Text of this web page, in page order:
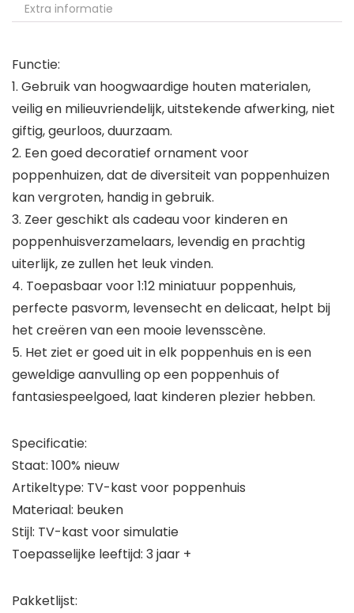
Extra informatie
Functie:
1. Gebruik van hoogwaardige houten materialen,
veilig en milieuvriendelijk, uitstekende afwerking, niet
giftig, geurloos, duurzaam.
2. Een goed decoratief ornament voor
poppenhuizen, dat de diversiteit van poppenhuizen
kan vergroten, handig in gebruik.
3. Zeer geschikt als cadeau voor kinderen en
poppenhuisverzamelaars, levendig en prachtig
uiterlijk, ze zullen het leuk vinden.
4. Toepasbaar voor 1:12 miniatuur poppenhuis,
perfecte pasvorm, levensecht en delicaat, helpt bij
het creëren van een mooie levensscène.
5. Het ziet er goed uit in elk poppenhuis en is een
geweldige aanvulling op een poppenhuis of
fantasiespeelgoed, laat kinderen plezier hebben.
Specificatie:
Staat: 100% nieuw
Artikeltype: TV-kast voor poppenhuis
Materiaal: beuken
Stijl: TV-kast voor simulatie
Toepasselijke leeftijd: 3 jaar +
Pakketlijst: